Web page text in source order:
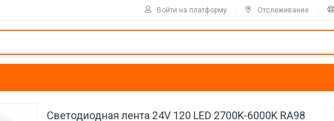
Войти на платформу Отслеживание
Светодиодная лента 24V 120 LED 2700K-6000K RA98